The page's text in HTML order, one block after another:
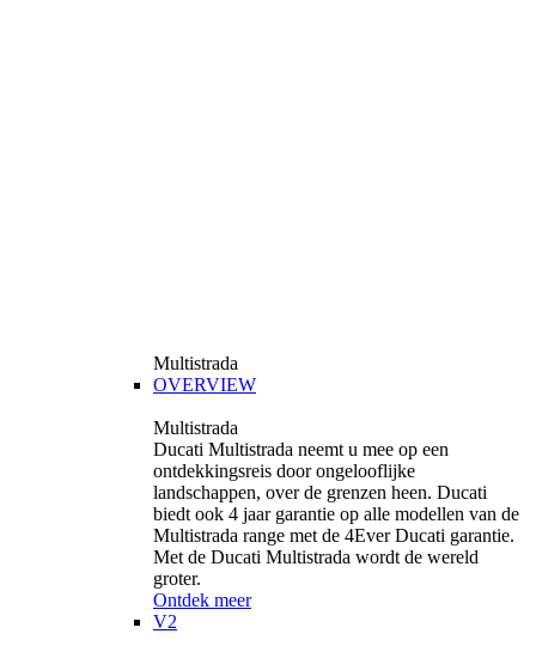
Multistrada
OVERVIEW
Multistrada
Ducati Multistrada neemt u mee op een
ontdekkingsreis door ongelooflijke
landschappen, over de grenzen heen. Ducati
biedt ook 4 jaar garantie op alle modellen van de
Multistrada range met de 4Ever Ducati garantie.
Met de Ducati Multistrada wordt de wereld
groter.
Ontdek meer
V2